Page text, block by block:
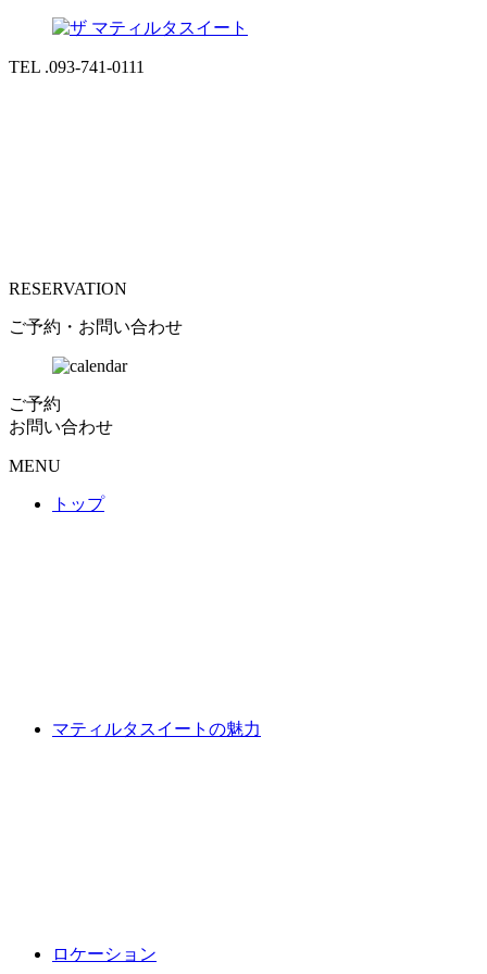
TEL .093-741-0111
RESERVATION
ご予約・お問い合わせ
ご予約
お問い合わせ
MENU
トップ
マティルタスイートの魅力
ロケーション